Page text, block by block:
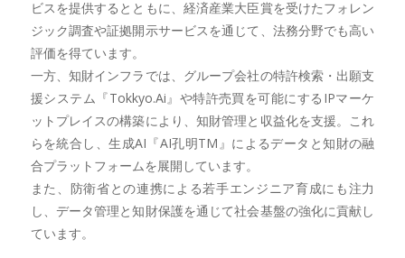
ビスを提供するとともに、経済産業大臣賞を受けたフォレン
ジック調査や証拠開示サービスを通じて、法務分野でも高い
評価を得ています。
一方、知財インフラでは、グループ会社の特許検索・出願支
援システム『Tokkyo.Ai』や特許売買を可能にするIPマーケ
ットプレイスの構築により、知財管理と収益化を支援。これ
らを統合し、生成AI『AI孔明TM』によるデータと知財の融
合プラットフォームを展開しています。
また、防衛省との連携による若手エンジニア育成にも注力
し、データ管理と知財保護を通じて社会基盤の強化に貢献し
ています。